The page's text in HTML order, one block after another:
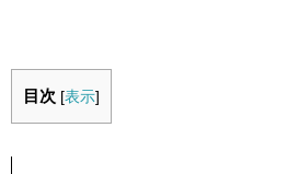
目次 [表示]